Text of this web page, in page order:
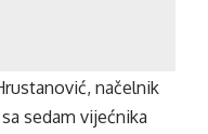
načelnik
sedam vijećnika